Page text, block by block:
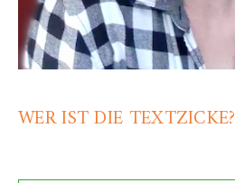
WER IST DIE TEXTZICKE?